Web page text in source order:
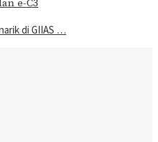
di GIIAS …